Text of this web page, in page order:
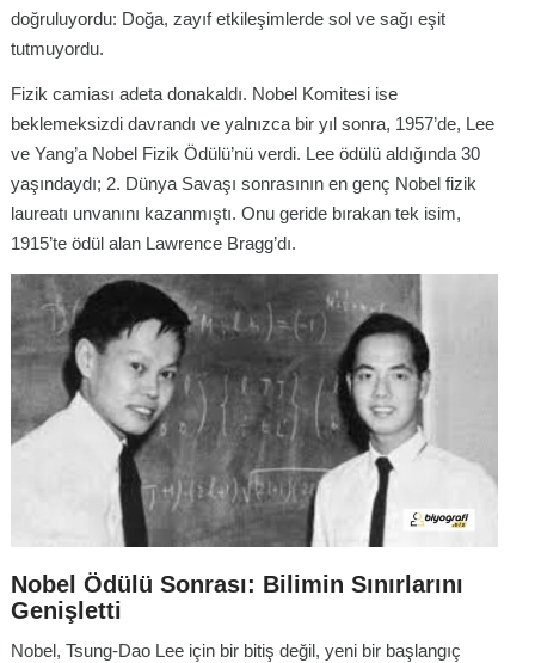
doğruluyordu: Doğa, zayıf etkileşimlerde sol ve sağı eşit
tutmuyordu.
Fizik camiası adeta donakaldı. Nobel Komitesi ise
beklemeksizdi davrandı ve yalnızca bir yıl sonra, 1957’de, Lee
ve Yang’a Nobel Fizik Ödülü’nü verdi. Lee ödülü aldığında 30
yaşındaydı; 2. Dünya Savaşı sonrasının en genç Nobel fizik
laureatı unvanını kazanmıştı. Onu geride bırakan tek isim,
1915’te ödül alan Lawrence Bragg’dı.
Nobel Ödülü Sonrası: Bilimin Sınırlarını
Genişletti
Nobel, Tsung-Dao Lee için bir bitiş değil, yeni bir başlangıç